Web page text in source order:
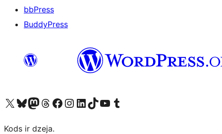
bbPress
BuddyPress
Apmeklējiet mūsu X (agrāk Twitter) kontu
Apmeklējiet mūsu Bluesky kontu
Apmeklējiet mūsu Mastodon kontu
Apmeklējiet mūsu Threads kontu
Apmeklējiet mūsu Facebook lapuApmeklējiet mūsu Instagram kontu
Apmeklējiet mūsu LinkedIn kontu
Apmeklējiet mūsu TikTok kontu
Apmeklējiet mūsu YouTube kanālu
Apmeklējiet mūsu Tumblr kontu
Kods ir dzeja.